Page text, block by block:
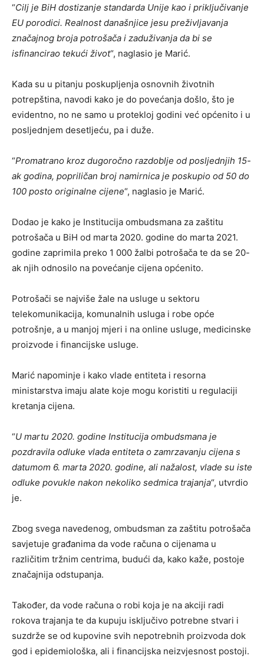
“Cilj je BiH dostizanje standarda Unije kao i priključivanje
EU porodici. Realnost današnjice jesu preživljavanja
značajnog broja potrošača i zaduživanja da bi se
isfinancirao tekući život“, naglasio je Marić.
Kada su u pitanju poskupljenja osnovnih životnih
potrepština, navodi kako je do povećanja došlo, što je
evidentno, no ne samo u protekloj godini već općenito i u
posljednjem desetljeću, pa i duže.
“Promatrano kroz dugoročno razdoblje od posljednjih 15-
ak godina, popriličan broj namirnica je poskupio od 50 do
100 posto originalne cijene“, naglasio je Marić.
Dodao je kako je Institucija ombudsmana za zaštitu
potrošača u BiH od marta 2020. godine do marta 2021.
godine zaprimila preko 1 000 žalbi potrošača te da se 20-
ak njih odnosilo na povećanje cijena općenito.
Potrošači se najviše žale na usluge u sektoru
telekomunikacija, komunalnih usluga i robe opće
potrošnje, a u manjoj mjeri i na online usluge, medicinske
proizvode i financijske usluge.
Marić napominje i kako vlade entiteta i resorna
ministarstva imaju alate koje mogu koristiti u regulaciji
kretanja cijena.
“U martu 2020. godine Institucija ombudsmana je
pozdravila odluke vlada entiteta o zamrzavanju cijena s
datumom 6. marta 2020. godine, ali nažalost, vlade su iste
odluke povukle nakon nekoliko sedmica trajanja“, utvrdio
je.
Zbog svega navedenog, ombudsman za zaštitu potrošača
savjetuje građanima da vode računa o cijenama u
različitim tržnim centrima, budući da, kako kaže, postoje
značajnija odstupanja.
Također, da vode računa o robi koja je na akciji radi
rokova trajanja te da kupuju isključivo potrebne stvari i
suzdrže se od kupovine svih nepotrebnih proizvoda dok
god i epidemiološka, ali i financijska neizvjesnost postoji.